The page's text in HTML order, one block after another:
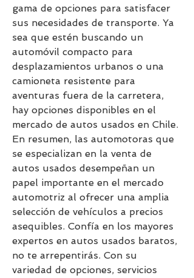
gama de opciones para satisfacer
sus necesidades de transporte. Ya
sea que estén buscando un
automóvil compacto para
desplazamientos urbanos o una
camioneta resistente para
aventuras fuera de la carretera,
hay opciones disponibles en el
mercado de autos usados en Chile.
En resumen, las automotoras que
se especializan en la venta de
autos usados desempeñan un
papel importante en el mercado
automotriz al ofrecer una amplia
selección de vehículos a precios
asequibles. Confía en los mayores
expertos en autos usados baratos,
no te arrepentirás. Con su
variedad de opciones, servicios